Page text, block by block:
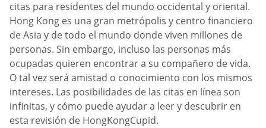
citas para residentes del mundo occidental y oriental.
Hong Kong es una gran metrópolis y centro financiero
de Asia y de todo el mundo donde viven millones de
personas. Sin embargo, incluso las personas más
ocupadas quieren encontrar a su compañero de vida.
O tal vez será amistad o conocimiento con los mismos
intereses. Las posibilidades de las citas en línea son
infinitas, y cómo puede ayudar a leer y descubrir en
esta revisión de HongKongCupid.